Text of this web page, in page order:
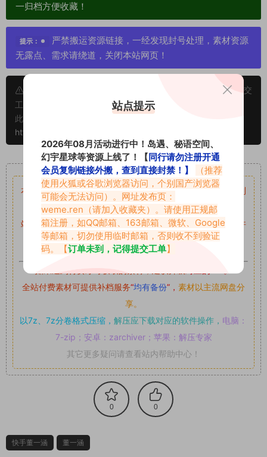
一归档方便收藏！
提示：
严禁搬运资源链接，一经发现封号处理，素材资源
无露点、需求请绕道，关闭本站网页！
申明：本文资源均来源网友分享，若侵犯了您的权限可以提交
工单处理。
此外本文章皆属于原创文章，转载请注明出处！原文链接：
https://www.vmiba.top/6359.html
重要声明
本站资源均来自网络分享，如有侵犯你的权益请私信留言
收到
留言后，我们会第一时间进行审核后删除。
站内资源为网友个人学习或测试研究使用，未经原版权作者许
可,禁止用于任何商业途径！请在下载24小时内删除！
全站付费素材可提供补档服务“均有备份”， 素材以主流网盘分
享。
以7z、7z分卷格式压缩， 解压应下载对应的软件操作， 电脑：
7-zip；安卓：zarchiver；苹果：解压专家
其它更多疑问请查看站内帮助中心！
0 0
快手董一涵 董一涵
站点提示
2026年08月活动进行中！岛遇、秘语空间、
幻宇星球等资源上线了！【同行请勿注册开通
会员复制链接外搬，查到直接封禁！】
（推荐
使用火狐或谷歌浏览器访问，个别国产浏览器
可能会无法访问）。网址发布页：
weme.ren （请加入收藏夹）。请使用正规邮
箱注册，如QQ邮箱、163邮箱、微软、Google
等邮箱，切勿使用临时邮箱，否则收不到验证
码。【订单未到，记得提交工单】